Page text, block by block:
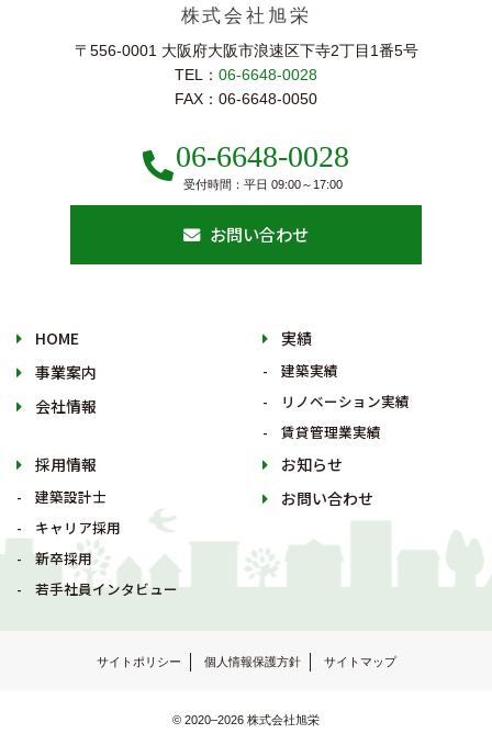
株式会社旭栄
〒556-0001 大阪府大阪市浪速区下寺2丁⽬1番5号
TEL： 06-6648-0028
FAX：06-6648-0050
06-6648-0028
受付時間：平日 09:00～17:00
お問い合わせ
HOME
事業案内
会社情報
実績
建築実績
リノベーション実績
賃貸管理業実績
採用情報
建築設計士
キャリア採用
新卒採用
若手社員インタビュー
お知らせ
お問い合わせ
サイトポリシー 個人情報保護方針 サイトマップ
© 2020–2026 株式会社旭栄